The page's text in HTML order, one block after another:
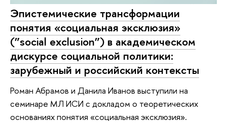
Эпистемические трансформации
понятия «социальная эксклюзия»
(”social exclusion”) в академическом
дискурсе социальной политики:
зарубежный и российский контексты
Роман Абрамов и Данила Иванов выступили на
семинаре МЛ ИСИ с докладом о теоретических
основаниях понятия «социальная эксклюзия».